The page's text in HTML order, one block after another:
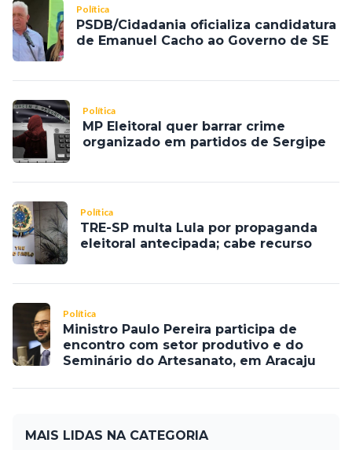
Política
PSDB/Cidadania oficializa candidatura
de Emanuel Cacho ao Governo de SE
Política
MP Eleitoral quer barrar crime
organizado em partidos de Sergipe
Política
TRE-SP multa Lula por propaganda
eleitoral antecipada; cabe recurso
Política
Ministro Paulo Pereira participa de
encontro com setor produtivo e do
Seminário do Artesanato, em Aracaju
MAIS LIDAS NA CATEGORIA